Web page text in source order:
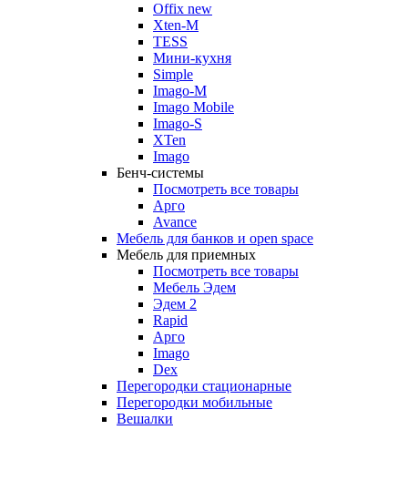
Offix new
Xten-M
TESS
Мини-кухня
Simple
Imago-M
Imago Mobile
Imago-S
XTen
Imago
Бенч-системы
Посмотреть все товары
Арго
Avance
Мебель для банков и open space
Мебель для приемных
Посмотреть все товары
Мебель Эдем
Эдем 2
Rapid
Арго
Imago
Dex
Перегородки стационарные
Перегородки мобильные
Вешалки